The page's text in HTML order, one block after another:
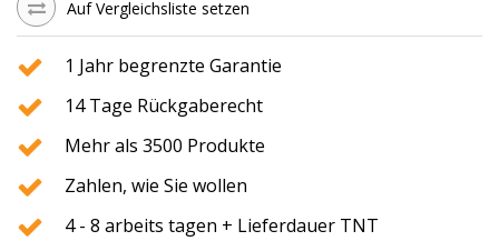
Auf Vergleichsliste setzen
1 Jahr begrenzte Garantie
14 Tage Rückgaberecht
Mehr als 3500 Produkte
Zahlen, wie Sie wollen
4 - 8 arbeits tagen + Lieferdauer TNT